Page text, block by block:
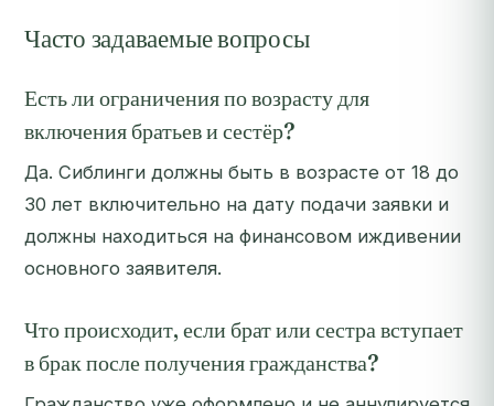
Часто задаваемые вопросы
Есть ли ограничения по возрасту для
включения братьев и сестёр?
Да. Сиблинги должны быть в возрасте от 18 до
30 лет включительно на дату подачи заявки и
должны находиться на финансовом иждивении
основного заявителя.
Что происходит, если брат или сестра вступает
в брак после получения гражданства?